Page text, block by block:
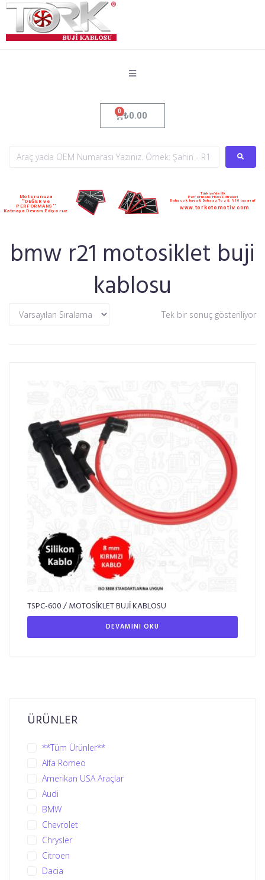
₺0.00
Motorunuza
''DEĞER ve
PERFORMANS''
Katmaya Devam Ediyoruz
Türkiye'de İlk
Performans Hava Filtreleri
Daha çok hava & Daha az Toz & %10 tasarruf
www.torkotomotiv.com
bmw r21 motosiklet buji
kablosu
Tek bir sonuç gösteriliyor
TSPC-600 / MOTOSİKLET BUJİ KABLOSU
DEVAMINI OKU
ÜRÜNLER
**Tüm Ürünler**
Alfa Romeo
Amerikan USA Araçlar
Audi
BMW
Chevrolet
Chrysler
Citroen
Dacia